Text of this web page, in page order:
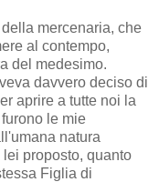
mercenaria, che
al contempo,
del medesimo.
davvero deciso di
aprire a tutte noi la
le mie
natura
proposto, quanto
Figlia di